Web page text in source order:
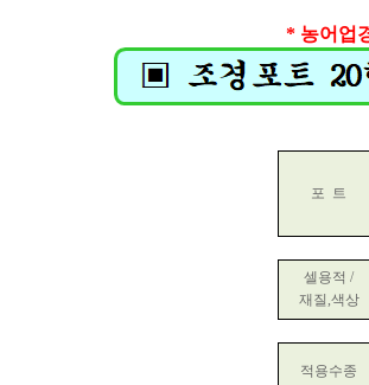
* 농어업
포 트
셀용적 /
재질,색상
적용수종